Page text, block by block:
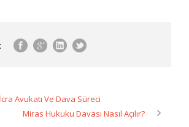
Avukatı Ve Dava Süreci
Miras Hukuku Davası Nasıl Açılır?